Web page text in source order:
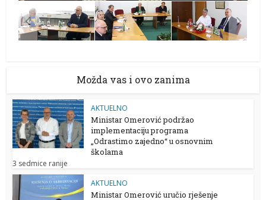
Možda vas i ovo zanima
AKTUELNO
Ministar Omerović podržao
implementaciju programa
„Odrastimo zajedno“ u osnovnim
školama
3 sedmice ranije
AKTUELNO
Ministar Omerović uručio rješenje